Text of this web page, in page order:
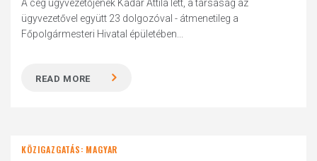
A cég ügyvezetőjének Kádár Attila lett, a társaság az
ügyvezetővel együtt 23 dolgozóval - átmenetileg a
Főpolgármesteri Hivatal épületében...
READ MORE
KÖZIGAZGATÁS: MAGYAR